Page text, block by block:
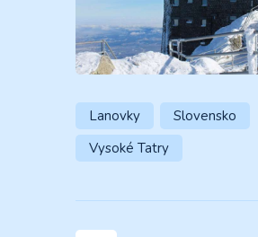
Lanovky
Slovensko
Vysoké Tatry